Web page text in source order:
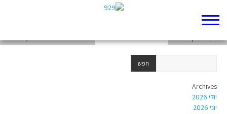
Archives
יולי 2026
יוני 2026